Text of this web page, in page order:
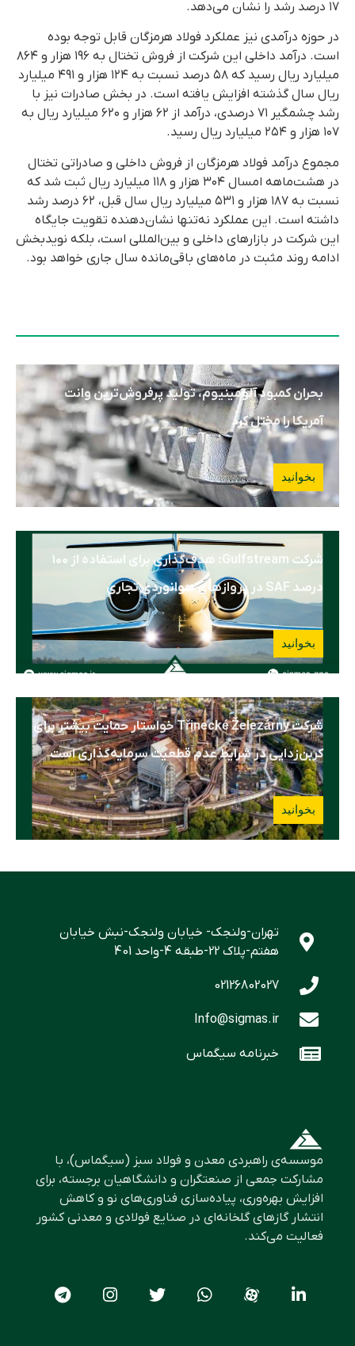
۱۷ درصد رشد را نشان می‌دهد.
در حوزه درآمدی نیز عملکرد فولاد هرمزگان قابل توجه بوده
است. درآمد داخلی این شرکت از فروش تختال به ۱۹۶ هزار و ۸۶۴
میلیارد ریال رسید که ۵۸ درصد نسبت به ۱۲۴ هزار و ۴۹۱ میلیارد
ریال سال گذشته افزایش یافته است. در بخش صادرات نیز با
رشد چشمگیر ۷۱ درصدی، درآمد از ۶۲ هزار و ۶۲۰ میلیارد ریال به
۱۰۷ هزار و ۲۵۴ میلیارد ریال رسید.
مجموع درآمد فولاد هرمزگان از فروش داخلی و صادراتی تختال
در هشت‌ماهه امسال ۳۰۴ هزار و ۱۱۸ میلیارد ریال ثبت شد که
نسبت به ۱۸۷ هزار و ۵۳۱ میلیارد ریال سال قبل، ۶۲ درصد رشد
داشته است. این عملکرد نه‌تنها نشان‌دهنده تقویت جایگاه
این شرکت در بازارهای داخلی و بین‌المللی است، بلکه نویدبخش
ادامه روند مثبت در ماه‌های باقی‌مانده سال جاری خواهد بود.
بحران کمبود آلومینیوم، تولید پرفروش‌ترین وانت
آمریکا را مختل کرد
بخوانید
شرکت Gulfstream: هدف‌گذاری برای استفاده از ۱۰۰
درصد SAF در پروازهای هوانوردی تجاری
بخوانید
شرکت Třinecké Železárny خواستار حمایت بیشتر برای
کربن‌زدایی در شرایط عدم قطعیت سرمایه‌گذاری است
بخوانید
تهران-ولنجک- خیابان ولنجک-نبش خیابان
هفتم-پلاک 22-طبقه 4-واحد 401
02126802027
Info@sigmas.ir
خبرنامه سیگماس
موسسه‌ی راهبردی معدن و فولاد سبز (سیگماس)، با
مشارکت جمعی از صنعتگران و دانشگاهیان برجسته، برای
افزایش بهره‌وری، پیاده‌سازی فناوری‌های نو و کاهش
انتشار گازهای گلخانه‌ای در صنایع فولادی و معدنی کشور
فعالیت می‌کند.